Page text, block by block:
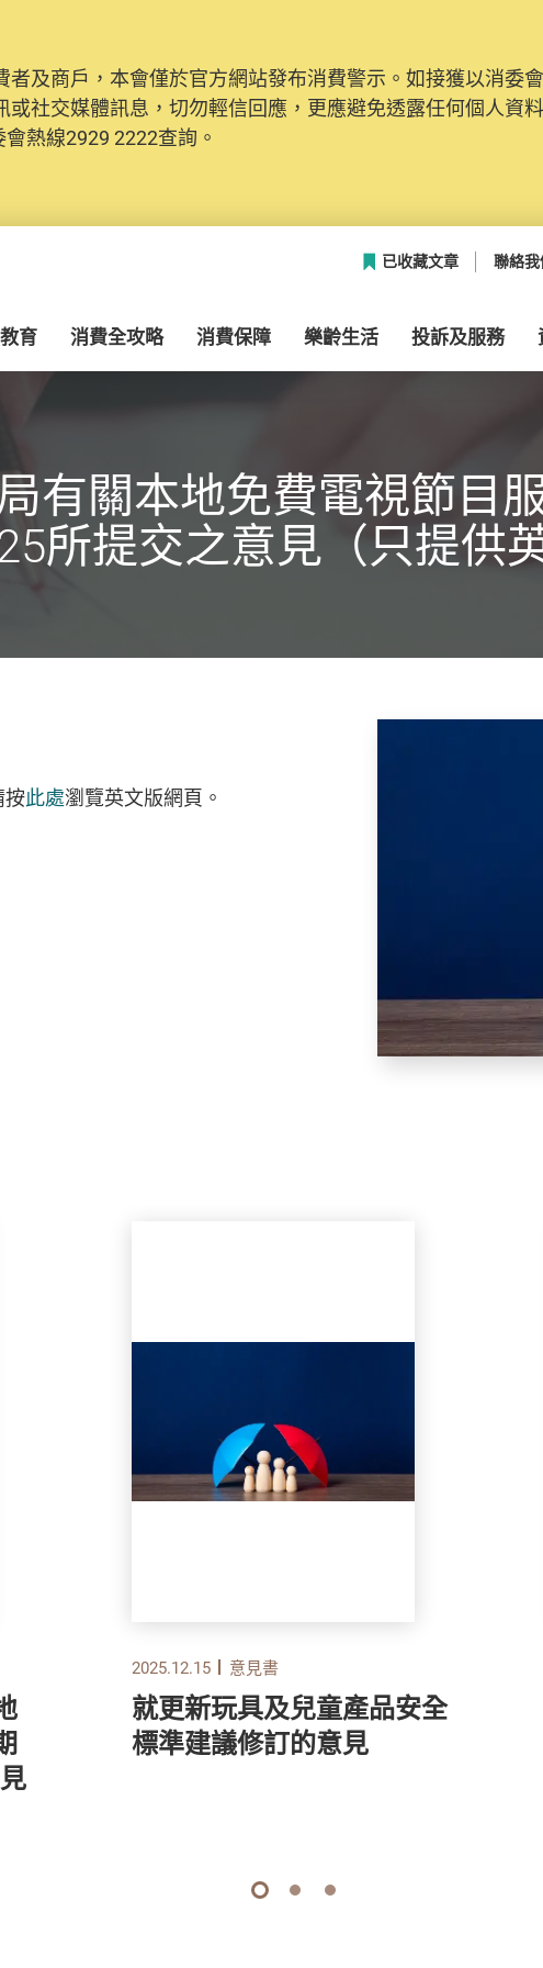
者及商戶，本會僅於官方網站發布消費警示。如接獲以消委
或社交媒體訊息，切勿輕信回應，更應避免透露任何個人資
熱線2929 2222查詢。
已收藏文章 聯絡我
育 消費全攻略 消費保障 樂齡生活 投訴及服務
有關本地免費電視節目
所提交之意見（只提供
按此處瀏覽英文版網頁。
2025.12.15 意見書
就更新玩具及兒童產品安全
標準建議修訂的意見
1 2 3